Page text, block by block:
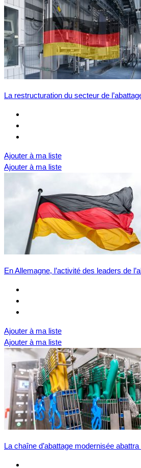
La restructuration du secteur de
Ajouter à ma liste
Ajouter à ma liste
En Allemagne, l’activité des leaders de
Ajouter à ma liste
Ajouter à ma liste
La chaîne d’abattage modernisée